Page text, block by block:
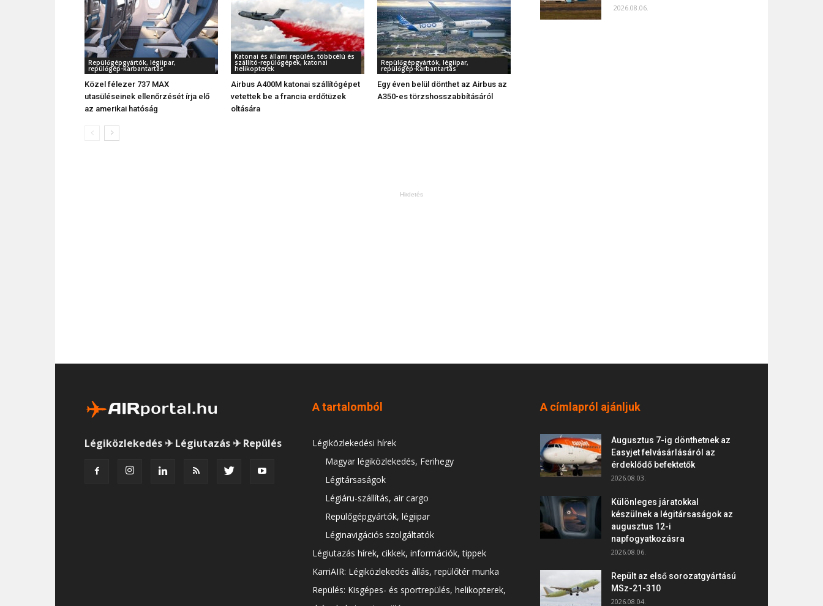
Repülőgépgyártók, légiipar,
repülőgép-karbantartás
Közel félezer 737 MAX
utasüléseinek ellenőrzését írja elő
az amerikai hatóság
Katonai és állami repülés, többcélú és
szállító-repülőgépek, katonai
helikopterek
Airbus A400M katonai szállítógépet
vetettek be a francia erdőtüzek
oltására
Repülőgépgyártók, légiipar,
repülőgép-karbantartás
Egy éven belül dönthet az Airbus az
A350-es törzshosszabbításáról
2026.08.06.
Hirdetés
Légiközlekedés ✈ Légiutazás ✈ Repülés
A tartalomból
Légiközlekedési hírek
Magyar légiközlekedés, Ferihegy
Légitársaságok
Légiáru-szállítás, air cargo
Repülőgépgyártók, légiipar
Léginavigációs szolgáltatók
Légiutazás hírek, cikkek, információk, tippek
KarriAIR: Légiközlekedés állás, repülőtér munka
Repülés: Kisgépes- és sportrepülés, helikopterek,
A címlapról ajánljuk
Augusztus 7-ig dönthetnek az
Easyjet felvásárlásáról az
érdeklődő befektetők
2026.08.03.
Különleges járatokkal
készülnek a légitársaságok az
augusztus 12-i
napfogyatkozásra
2026.08.06.
Repült az első sorozatgyártású
MSz-21-310
2026.08.04.